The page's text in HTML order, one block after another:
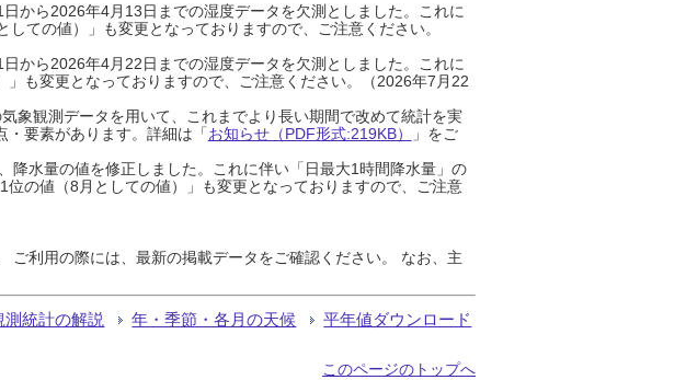
から2026年4月13日までの湿度データを欠測としました。これに
ての値）」も変更となっておりますので、ご注意ください。
から2026年4月22日までの湿度データを欠測としました。これに
も変更となっておりますので、ご注意ください。（2026年7月22
象観測データを用いて、これまでより長い期間で改めて統計を実
要素があります。詳細は「お知らせ（PDF形式:219KB）
」をご
水量の値を修正しました。これに伴い「日最大1時間降水量」の
の値（8月としての値）」も変更となっておりますので、ご注意
利用の際には、最新の掲載データをご確認ください。 なお、主
測統計の解説 年・季節・各月の天候 平年値ダウンロード
このページのトップへ